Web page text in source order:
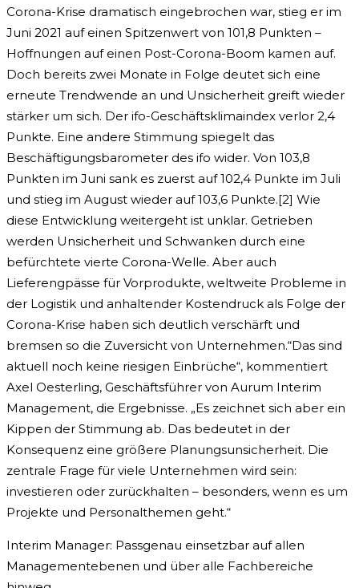
Corona-Krise dramatisch eingebrochen war, stieg er im
Juni 2021 auf einen Spitzenwert von 101,8 Punkten –
Hoffnungen auf einen Post-Corona-Boom kamen auf.
Doch bereits zwei Monate in Folge deutet sich eine
erneute Trendwende an und Unsicherheit greift wieder
stärker um sich. Der ifo-Geschäftsklimaindex verlor 2,4
Punkte. Eine andere Stimmung spiegelt das
Beschäftigungsbarometer des ifo wider. Von 103,8
Punkten im Juni sank es zuerst auf 102,4 Punkte im Juli
und stieg im August wieder auf 103,6 Punkte.[2] Wie
diese Entwicklung weitergeht ist unklar. Getrieben
werden Unsicherheit und Schwanken durch eine
befürchtete vierte Corona-Welle. Aber auch
Lieferengpässe für Vorprodukte, weltweite Probleme in
der Logistik und anhaltender Kostendruck als Folge der
Corona-Krise haben sich deutlich verschärft und
bremsen so die Zuversicht von Unternehmen.“Das sind
aktuell noch keine riesigen Einbrüche“, kommentiert
Axel Oesterling, Geschäftsführer von Aurum Interim
Management, die Ergebnisse. „Es zeichnet sich aber ein
Kippen der Stimmung ab. Das bedeutet in der
Konsequenz eine größere Planungsunsicherheit. Die
zentrale Frage für viele Unternehmen wird sein:
investieren oder zurückhalten – besonders, wenn es um
Projekte und Personalthemen geht.“
Interim Manager: Passgenau einsetzbar auf allen
Managementebenen und über alle Fachbereiche